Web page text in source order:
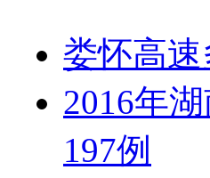
娄怀高
2016年
197例